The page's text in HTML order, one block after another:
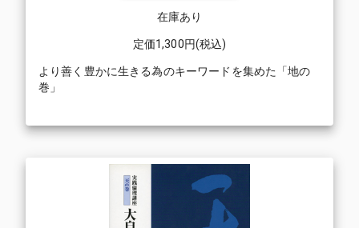
在庫あり
定価1,300円(税込)
より善く豊かに生きる為のキーワードを集めた「地の
巻」